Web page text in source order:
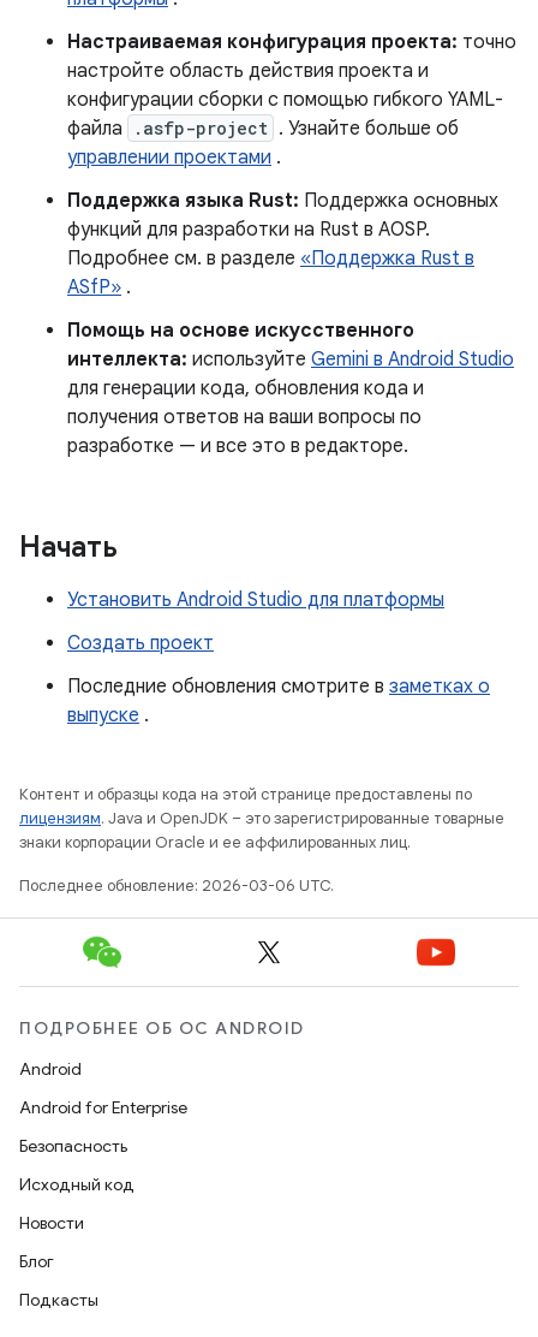
Настраиваемая конфигурация проекта: точно
настройте область действия проекта и
конфигурации сборки с помощью гибкого YAML-
файла
.asfp-project . Узнайте больше об
управлении проектами .
Поддержка языка Rust: Поддержка основных
функций для разработки на Rust в AOSP.
Подробнее см. в разделе «Поддержка Rust в
ASfP» .
Помощь на основе искусственного
интеллекта: используйте Gemini в Android Studio
для генерации кода, обновления кода и
получения ответов на ваши вопросы по
разработке — и все это в редакторе.
Начать
Установить Android Studio для платформы
Создать проект
Последние обновления смотрите в заметках о
выпуске .
Контент и образцы кода на этой странице предоставлены по
лицензиям. Java и OpenJDK – это зарегистрированные товарные
знаки корпорации Oracle и ее аффилированных лиц.
Последнее обновление: 2026-03-06 UTC.
ПОДРОБНЕЕ ОБ ОС ANDROID
Android
Android for Enterprise
Безопасность
Исходный код
Новости
Блог
Подкасты